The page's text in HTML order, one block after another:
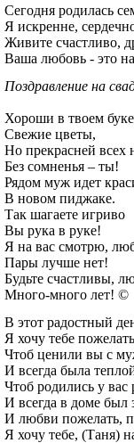
Сегодня родилась
Я искренне,
Живите счастливо,
Ваша любовь - это
Поздравление на
Хороши в твоем
Свежие цветы,
Но прекрасней всех
Без сомненья – ты!
Рядом муж идет
В новом пиджаке.
Так шагаете игриво
Вы рука в руке!
Я на вас смотрю,
Пары лучше нет!
Будьте счастливы,
Много-много лет! ©
В этот радостный
Я хочу тебе пожелать
Чтоб ценили вы с
И всегда была
Чтоб родились у вас
И всегда в доме был
И любви пожелать,
Я хочу тебе, (Таня)